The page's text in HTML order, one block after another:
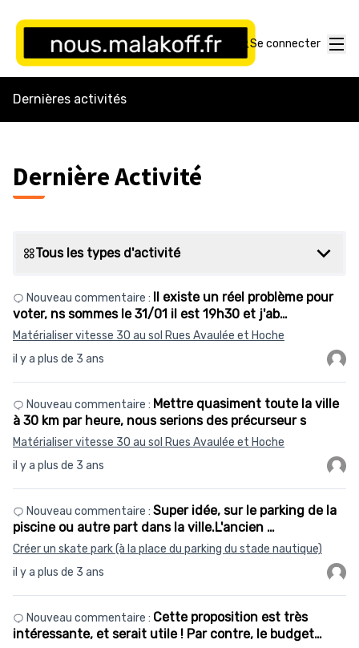
Se connecter
Dernières activités
Dernière Activité
Tous les types d'activité
il y a plus de 3 ans
Nouveau commentaire : Il existe un réel problème pour
voter, ns sommes le 31/01 il est 19h30 et j'ab…
Matérialiser vitesse 30 au sol Rues Avaulée et Hoche
il y a plus de 3 ans
Nouveau commentaire : Mettre quasiment toute la ville
à 30 km par heure, nous serions des précurseur s
Matérialiser vitesse 30 au sol Rues Avaulée et Hoche
il y a plus de 3 ans
Nouveau commentaire : Super idée, sur le parking de la
piscine ou autre part dans la ville.L'ancien …
Créer un skate park (à la place du parking du stade nautique)
Nouveau commentaire : Cette proposition est très
intéressante, et serait utile ! Par contre, le budget…